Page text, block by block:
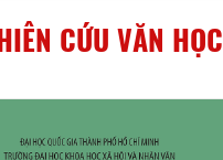
CỨU VĂN HỌC